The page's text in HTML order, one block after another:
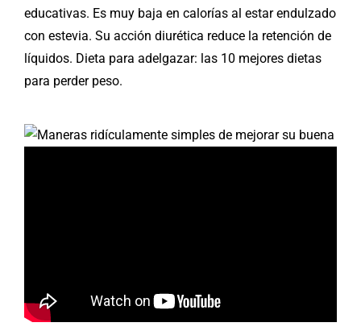
educativas. Es muy baja en calorías al estar endulzado
con estevia. Su acción diurética reduce la retención de
líquidos. Dieta para adelgazar: las 10 mejores dietas
para perder peso.